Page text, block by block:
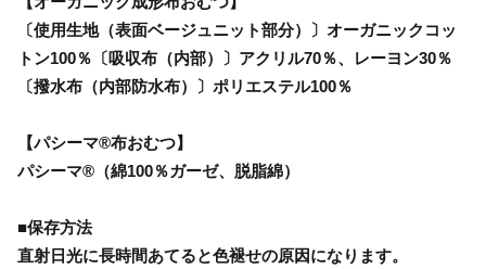
〔使用生地（表面ベージュニット部分）〕オーガニックコッ
トン100％〔吸収布（内部）〕アクリル70％、レーヨン30％
〔撥水布（内部防水布）〕ポリエステル100％
【パシーマ®布おむつ】
パシーマ®（綿100％ガーゼ、脱脂綿）
■保存方法
直射日光に長時間あてると色褪せの原因になります。